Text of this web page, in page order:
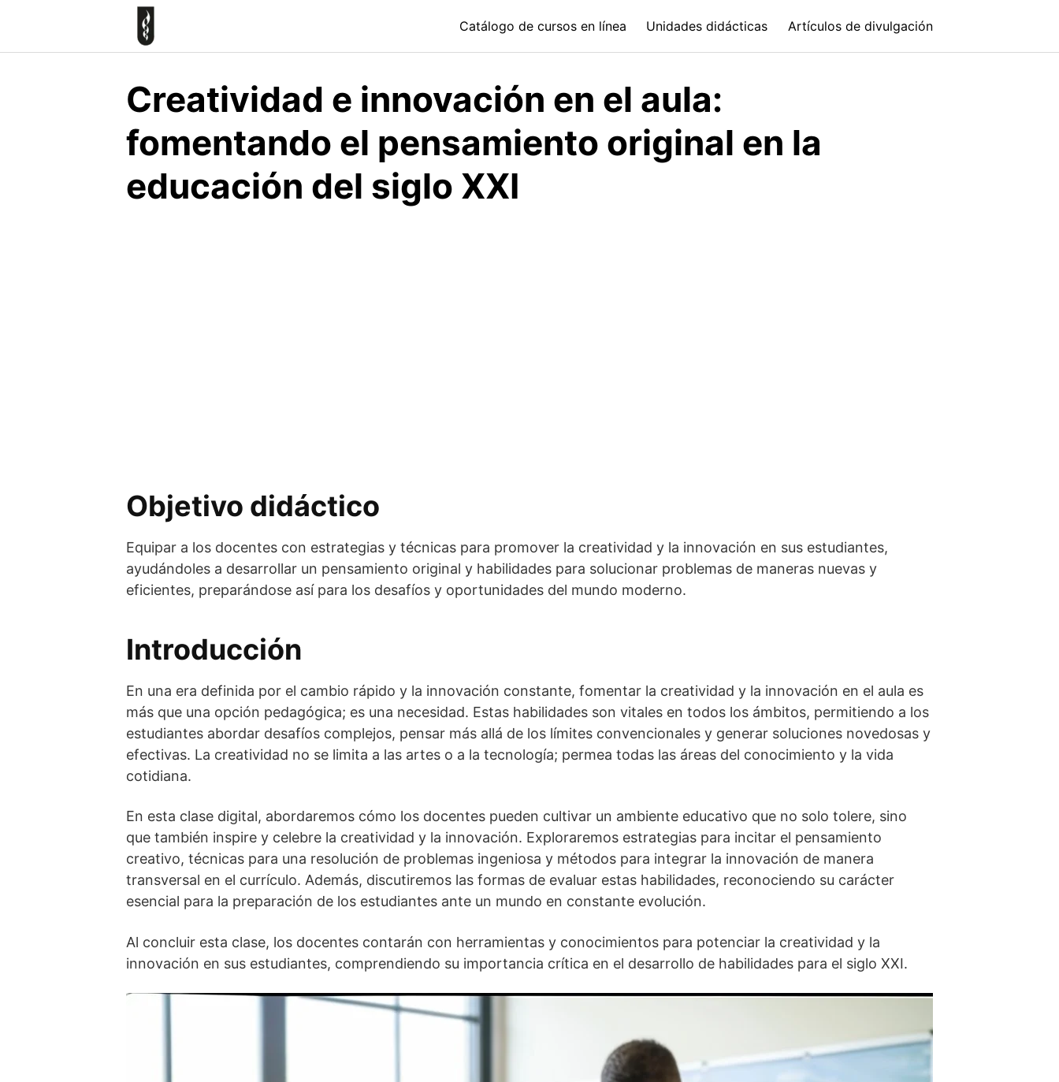
Catálogo de cursos en línea Unidades didácticas Artículos de divulgación
Creatividad e innovación en el aula:
fomentando el pensamiento original en la
educación del siglo XXI
Objetivo didáctico
Equipar a los docentes con estrategias y técnicas para promover la creatividad y la innovación en sus estudiantes,
ayudándoles a desarrollar un pensamiento original y habilidades para solucionar problemas de maneras nuevas y
eficientes, preparándose así para los desafíos y oportunidades del mundo moderno.
Introducción
En una era definida por el cambio rápido y la innovación constante, fomentar la creatividad y la innovación en el aula es
más que una opción pedagógica; es una necesidad. Estas habilidades son vitales en todos los ámbitos, permitiendo a los
estudiantes abordar desafíos complejos, pensar más allá de los límites convencionales y generar soluciones novedosas y
efectivas. La creatividad no se limita a las artes o a la tecnología; permea todas las áreas del conocimiento y la vida
cotidiana.
En esta clase digital, abordaremos cómo los docentes pueden cultivar un ambiente educativo que no solo tolere, sino
que también inspire y celebre la creatividad y la innovación. Exploraremos estrategias para incitar el pensamiento
creativo, técnicas para una resolución de problemas ingeniosa y métodos para integrar la innovación de manera
transversal en el currículo. Además, discutiremos las formas de evaluar estas habilidades, reconociendo su carácter
esencial para la preparación de los estudiantes ante un mundo en constante evolución.
Al concluir esta clase, los docentes contarán con herramientas y conocimientos para potenciar la creatividad y la
innovación en sus estudiantes, comprendiendo su importancia crítica en el desarrollo de habilidades para el siglo XXI.